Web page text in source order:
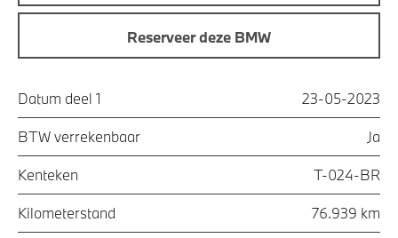
Reserveer deze BMW
Datum deel 1 23-05-2023
BTW verrekenbaar Ja
Kenteken T-024-BR
Kilometerstand 76.939 km